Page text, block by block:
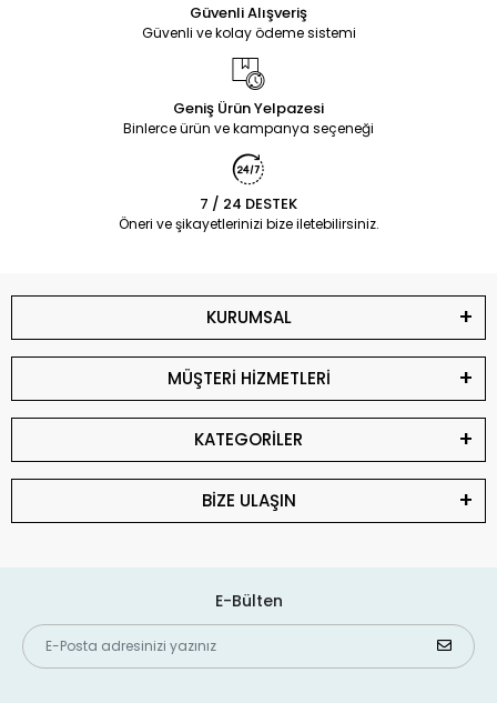
Güvenli Alışveriş
Güvenli ve kolay ödeme sistemi
Geniş Ürün Yelpazesi
Binlerce ürün ve kampanya seçeneği
7 / 24 DESTEK
Öneri ve şikayetlerinizi bize iletebilirsiniz.
KURUMSAL
MÜŞTERİ HİZMETLERİ
KATEGORİLER
BİZE ULAŞIN
E-Bülten